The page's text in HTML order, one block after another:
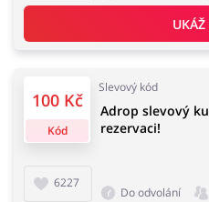
Knihy, filmy, hry a hudba
100 Kč
Kód
Slevový kód
6227
Adrop slevový
rezervaci!
Do odvolání